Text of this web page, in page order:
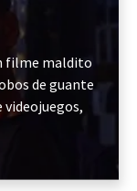
filme maldito
de guante
videojuegos,